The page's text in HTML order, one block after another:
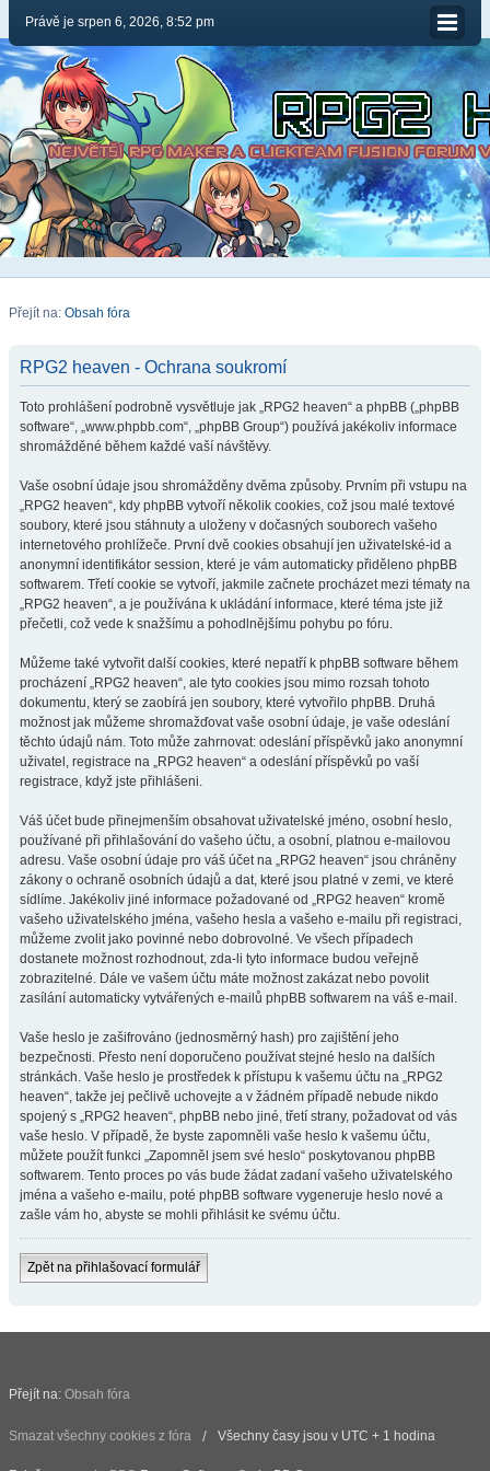
Právě je srpen 6, 2026, 8:52 pm
Přejít na: Obsah fóra
RPG2 heaven - Ochrana soukromí
Toto prohlášení podrobně vysvětluje jak „RPG2 heaven“ a phpBB („phpBB
software“, „www.phpbb.com“, „phpBB Group“) používá jakékoliv informace
shromážděné během každé vaší návštěvy.
Vaše osobní údaje jsou shromážděny dvěma způsoby. Prvním při vstupu na
„RPG2 heaven“, kdy phpBB vytvoří několik cookies, což jsou malé textové
soubory, které jsou stáhnuty a uloženy v dočasných souborech vašeho
internetového prohlížeče. První dvě cookies obsahují jen uživatelské-id a
anonymní identifikátor session, které je vám automaticky přiděleno phpBB
softwarem. Třetí cookie se vytvoří, jakmile začnete procházet mezi tématy na
„RPG2 heaven“, a je používána k ukládání informace, které téma jste již
přečetli, což vede k snažšímu a pohodlnějšímu pohybu po fóru.
Můžeme také vytvořit další cookies, které nepatří k phpBB software během
procházení „RPG2 heaven“, ale tyto cookies jsou mimo rozsah tohoto
dokumentu, který se zaobírá jen soubory, které vytvořilo phpBB. Druhá
možnost jak můžeme shromažďovat vaše osobní údaje, je vaše odeslání
těchto údajů nám. Toto může zahrnovat: odeslání příspěvků jako anonymní
uživatel, registrace na „RPG2 heaven“ a odeslání příspěvků po vaší
registrace, když jste přihlášeni.
Váš účet bude přinejmenším obsahovat uživatelské jméno, osobní heslo,
používané při přihlašování do vašeho účtu, a osobní, platnou e-mailovou
adresu. Vaše osobní údaje pro váš účet na „RPG2 heaven“ jsou chráněny
zákony o ochraně osobních údajů a dat, které jsou platné v zemi, ve které
sídlíme. Jakékoliv jiné informace požadované od „RPG2 heaven“ kromě
vašeho uživatelského jména, vašeho hesla a vašeho e-mailu při registraci,
můžeme zvolit jako povinné nebo dobrovolné. Ve všech případech
dostanete možnost rozhodnout, zda-li tyto informace budou veřejně
zobrazitelné. Dále ve vašem účtu máte možnost zakázat nebo povolit
zasílání automaticky vytvářených e-mailů phpBB softwarem na váš e-mail.
Vaše heslo je zašifrováno (jednosměrný hash) pro zajištění jeho
bezpečnosti. Přesto není doporučeno používat stejné heslo na dalších
stránkách. Vaše heslo je prostředek k přístupu k vašemu účtu na „RPG2
heaven“, takže jej pečlivě uchovejte a v žádném případě nebude nikdo
spojený s „RPG2 heaven“, phpBB nebo jiné, třetí strany, požadovat od vás
vaše heslo. V případě, že byste zapomněli vaše heslo k vašemu účtu,
můžete použít funkci „Zapomněl jsem své heslo“ poskytovanou phpBB
softwarem. Tento proces po vás bude žádat zadaní vašeho uživatelského
jména a vašeho e-mailu, poté phpBB software vygeneruje heslo nové a
zašle vám ho, abyste se mohli přihlásit ke svému účtu.
Zpět na přihlašovací formulář
Přejít na: Obsah fóra
Smazat všechny cookies z fóra Všechny časy jsou v UTC + 1 hodina